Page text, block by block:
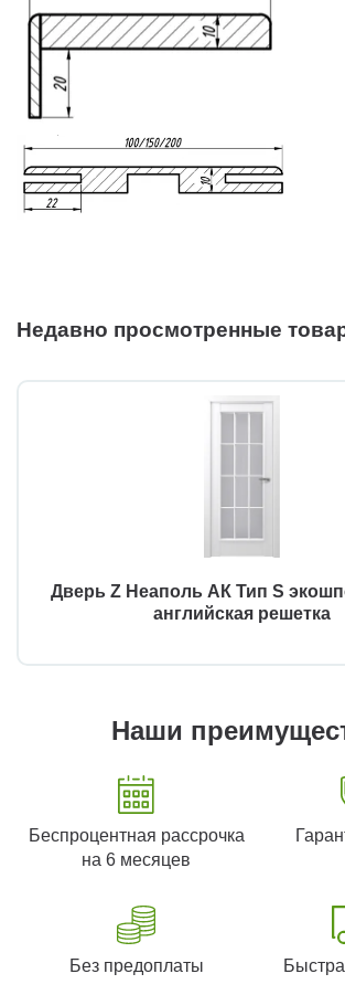
Недавно просмотренные
Дверь Z Неаполь АК Тип S
английская решетка
Наши
Беспроцентная рассрочка
на 6 месяцев
Без предоплаты